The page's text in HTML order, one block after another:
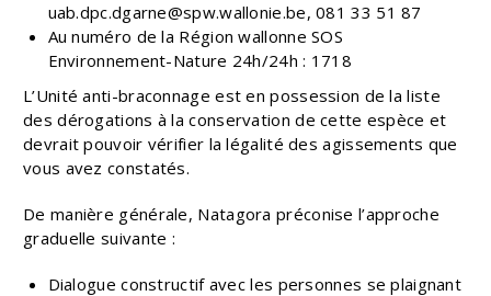
uab.dpc.dgarne@spw.wallonie.be, 081 33 51 87
Au numéro de la Région wallonne SOS
Environnement-Nature 24h/24h : 1718
L’Unité anti-braconnage est en possession de la liste
des dérogations à la conservation de cette espèce et
devrait pouvoir vérifier la légalité des agissements que
vous avez constatés.
De manière générale, Natagora préconise l’approche
graduelle suivante :
Dialogue constructif avec les personnes se plaignant